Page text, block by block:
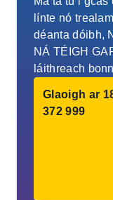
línte nó
déanta dóibh,
NÁ TÉIGH
láithreach
Glaoigh ar
372 999